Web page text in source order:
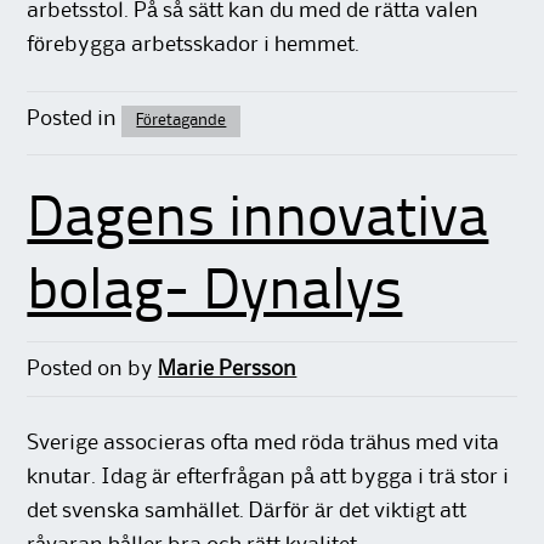
arbetsstol. På så sätt kan du med de rätta valen
förebygga arbetsskador i hemmet.
Posted in Företagande
Dagens innovativa
bolag- Dynalys
Posted on by Marie Persson
Sverige associeras ofta med röda trähus med vita
knutar. Idag är efterfrågan på att bygga i trä stor i
det svenska samhället. Därför är det viktigt att